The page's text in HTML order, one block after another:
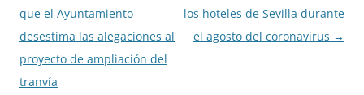
de
entradas
que el Ayuntamiento
desestima las alegaciones al
proyecto de ampliación del
tranvía
los hoteles de Sevilla durante
el agosto del coronavirus →